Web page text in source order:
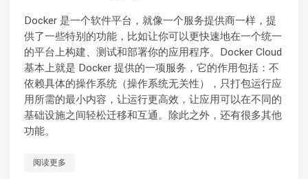
Docker 是一个软件平台，就像一个服务提供商一样，提
供了一些特别的功能，比如让你可以更快速地在一个统一
的平台上构建、测试和部署你的应用程序。Docker Cloud
基本上就是 Docker 提供的一项服务，它的作用包括：不
依赖具体的操作系统（操作系统无关性），只打包运行应
用所需的最小内容，让运行更高效，让应用可以在不同的
基础设施之间轻松迁移和互通。除此之外，还有很多其他
功能。
阅读更多